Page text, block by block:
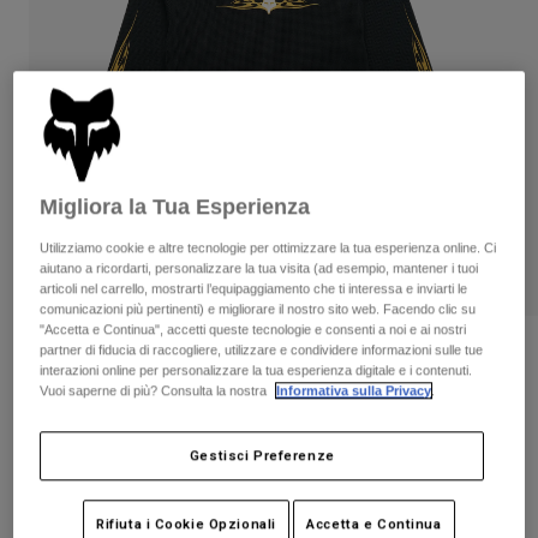
Pantaloni
Pantaloncini
Protezioni
Maschere
Calze
Parti di ricambio
Pantaloni
Guanti
Giacche
Protezioni
Maschere
Calze
Borse e accessori
Parti di ricambio
Vedi tutto
Donna
Felpe
Giacche
Pantaloni & Pantaloncini
Camicie
Calze
Vedi tutto
Caschi
Maglie​
Pantaloni
Stivali
Protezioni
Guanti
Maglia a maniche lunghe Fox Lab
Tribal
Prodotto n.42154
€ 190.00
Migliora la Tua Esperienza
Utilizziamo cookie e altre tecnologie per ottimizzare la tua esperienza online. Ci
aiutano a ricordarti, personalizzare la tua visita (ad esempio, mantener i tuoi
articoli nel carrello, mostrarti l’equipaggiamento che ti interessa e inviarti le
comunicazioni più pertinenti) e migliorare il nostro sito web. Facendo clic su
"Accetta e Continua", accetti queste tecnologie e consenti a noi e ai nostri
partner di fiducia di raccogliere, utilizzare e condividere informazioni sulle tue
interazioni online per personalizzare la tua esperienza digitale e i contenuti.
Vuoi saperne di più? Consulta la nostra
Informativa sulla Privacy
Gestisci Preferenze
Rifiuta i Cookie Opzionali Accetta e Continua